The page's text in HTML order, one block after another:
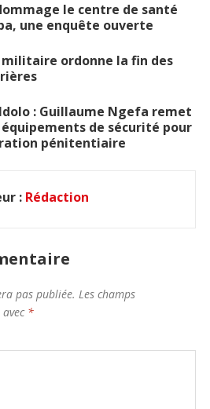
le centre de santé
une enquête ouverte
ordonne la fin des
: Guillaume Ngefa remet
de sécurité pour
pénitentiaire
: Rédaction
pas publiée. Les champs
*